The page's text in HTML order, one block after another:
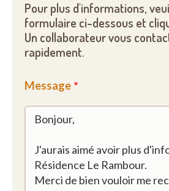
Pour plus d'informations,
formulaire ci-dessous et
Un collaborateur vous
rapidement.
Message